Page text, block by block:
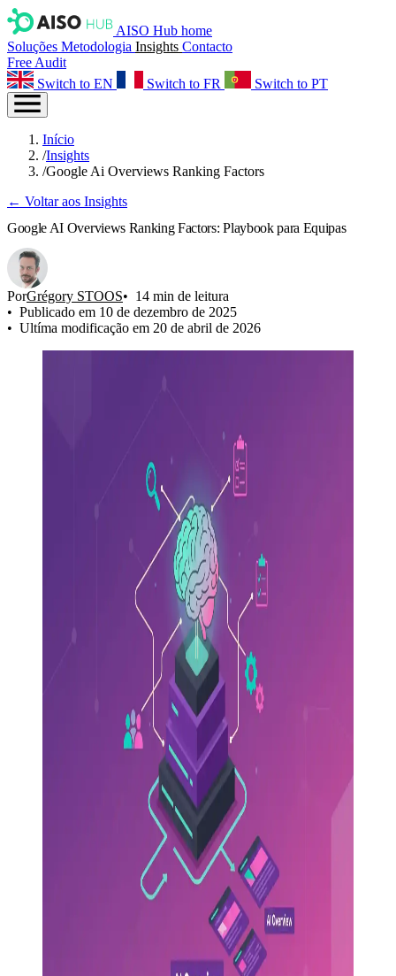
AISO Hub home
Soluções Metodologia Insights Contacto
Free Audit
Switch to EN
Switch to FR Switch to PT
Início
/Insights
/Google Ai Overviews Ranking Factors
← Voltar aos Insights
Google AI Overviews Ranking Factors: Playbook para Equipas
PorGrégory STOOS
14 min de leitura
Publicado em 10 de dezembro de 2025
Ultíma modificação em 20 de abril de 2026